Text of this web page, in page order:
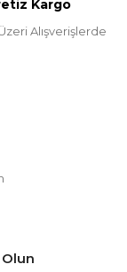
Kargo
Alışverişlerde
Olun